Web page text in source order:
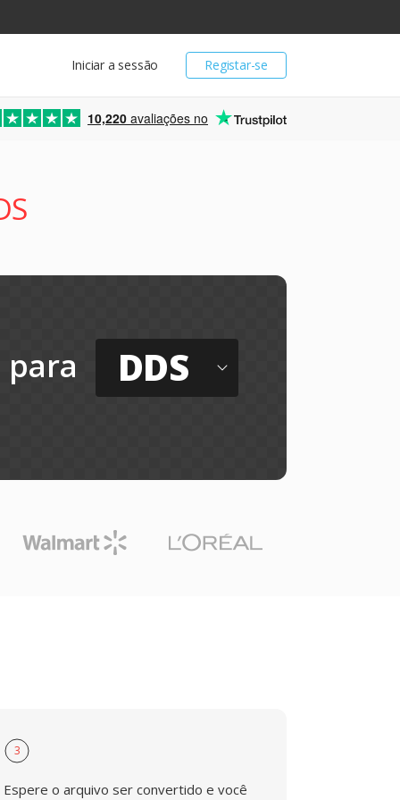
Registar-se
Iniciar a sessão
10,220 avaliações no
para DDS
3
Espere o arquivo ser convertido e você